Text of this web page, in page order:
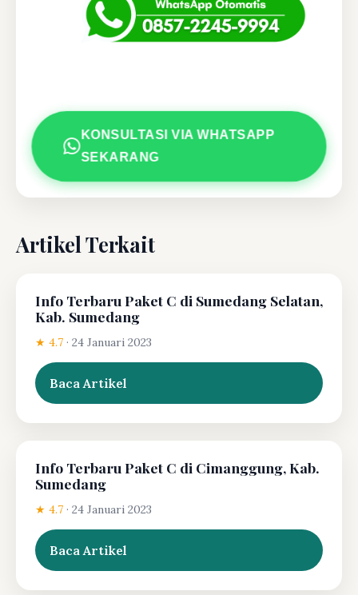
KONSULTASI VIA WHATSAPP
SEKARANG
Artikel Terkait
Info Terbaru Paket C di Sumedang Selatan,
Kab. Sumedang
★ 4.7 · 24 Januari 2023
Baca Artikel
Info Terbaru Paket C di Cimanggung, Kab.
Sumedang
★ 4.7 · 24 Januari 2023
Baca Artikel